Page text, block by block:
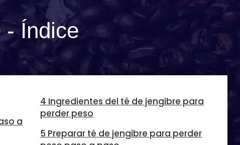
- Índice
a
4 Ingredientes del té de jengibre para
perder peso
5 Preparar té de jengibre para perder